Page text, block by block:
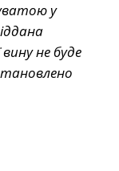
у
не буде